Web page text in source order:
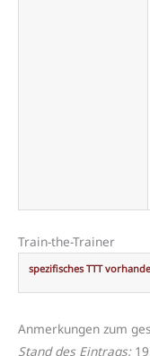
Train-the-Trainer
spezifisches TTT
Anmerkungen zum
Stand des Eintrags: